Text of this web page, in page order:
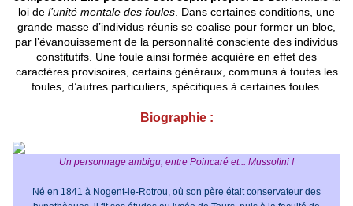
loi de l’unité mentale des foules . Dans certaines conditions, une
grande masse d’individus réunis se coalise pour former un bloc,
par l’évanouissement de la personnalité consciente des individus
constitutifs. Une foule ainsi formée acquière en effet des
caractères provisoires, certains généraux, communs à toutes les
foules, d’autres particuliers, spécifiques à certaines foules.
Biographie :
Un personnage ambigu, entre Poincaré et... Mussolini !
Né en 1841 à Nogent-le-Rotrou, où son père était conservateur des